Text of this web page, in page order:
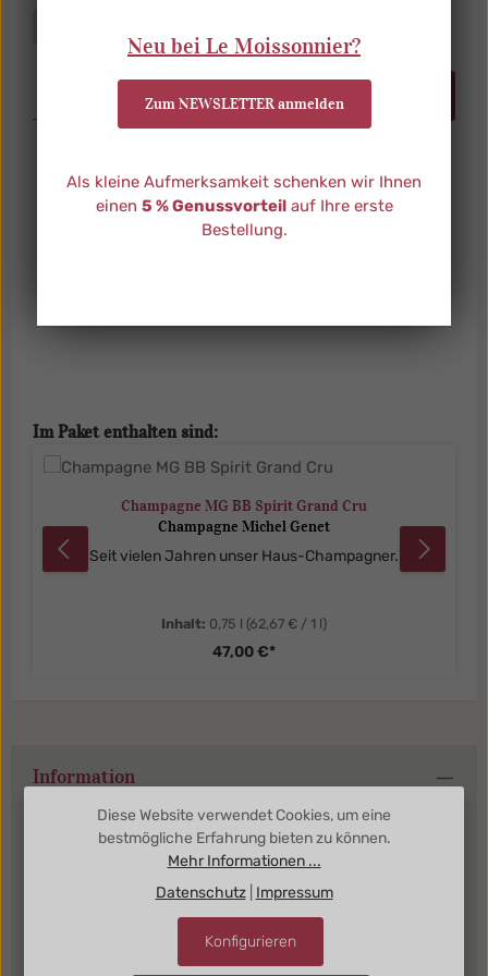
Produkt Anzahl: Gib den gewünschten Wert
In den Warenkorb
Beschreibung
Drei Grand Cru Champagner für unvergessliche
Produktgalerie überspringen
Im Paket enthalten sind:
Champagne MG BB Spirit Grand Cru
Champagne Michel Genet
Seit vielen Jahren unser Haus-Champagner.
Inhalt: 0,75 l (62,67 € / 1 l)
47,00 €*
Information
Kundenbereich
Kontakt + Anfahrt Köln
Diese Website verwendet Cookies, um eine
bestmögliche Erfahrung bieten zu können.
Mehr Informationen ...
Datenschutz| Impressum
Konfigurieren
Neu bei Le Moissonnier?
Zum NEWSLETTER anmelden
Als kleine Aufmerksamkeit schenken wir Ihnen
einen 5 % Genussvorteilauf Ihre erste
Bestellung.